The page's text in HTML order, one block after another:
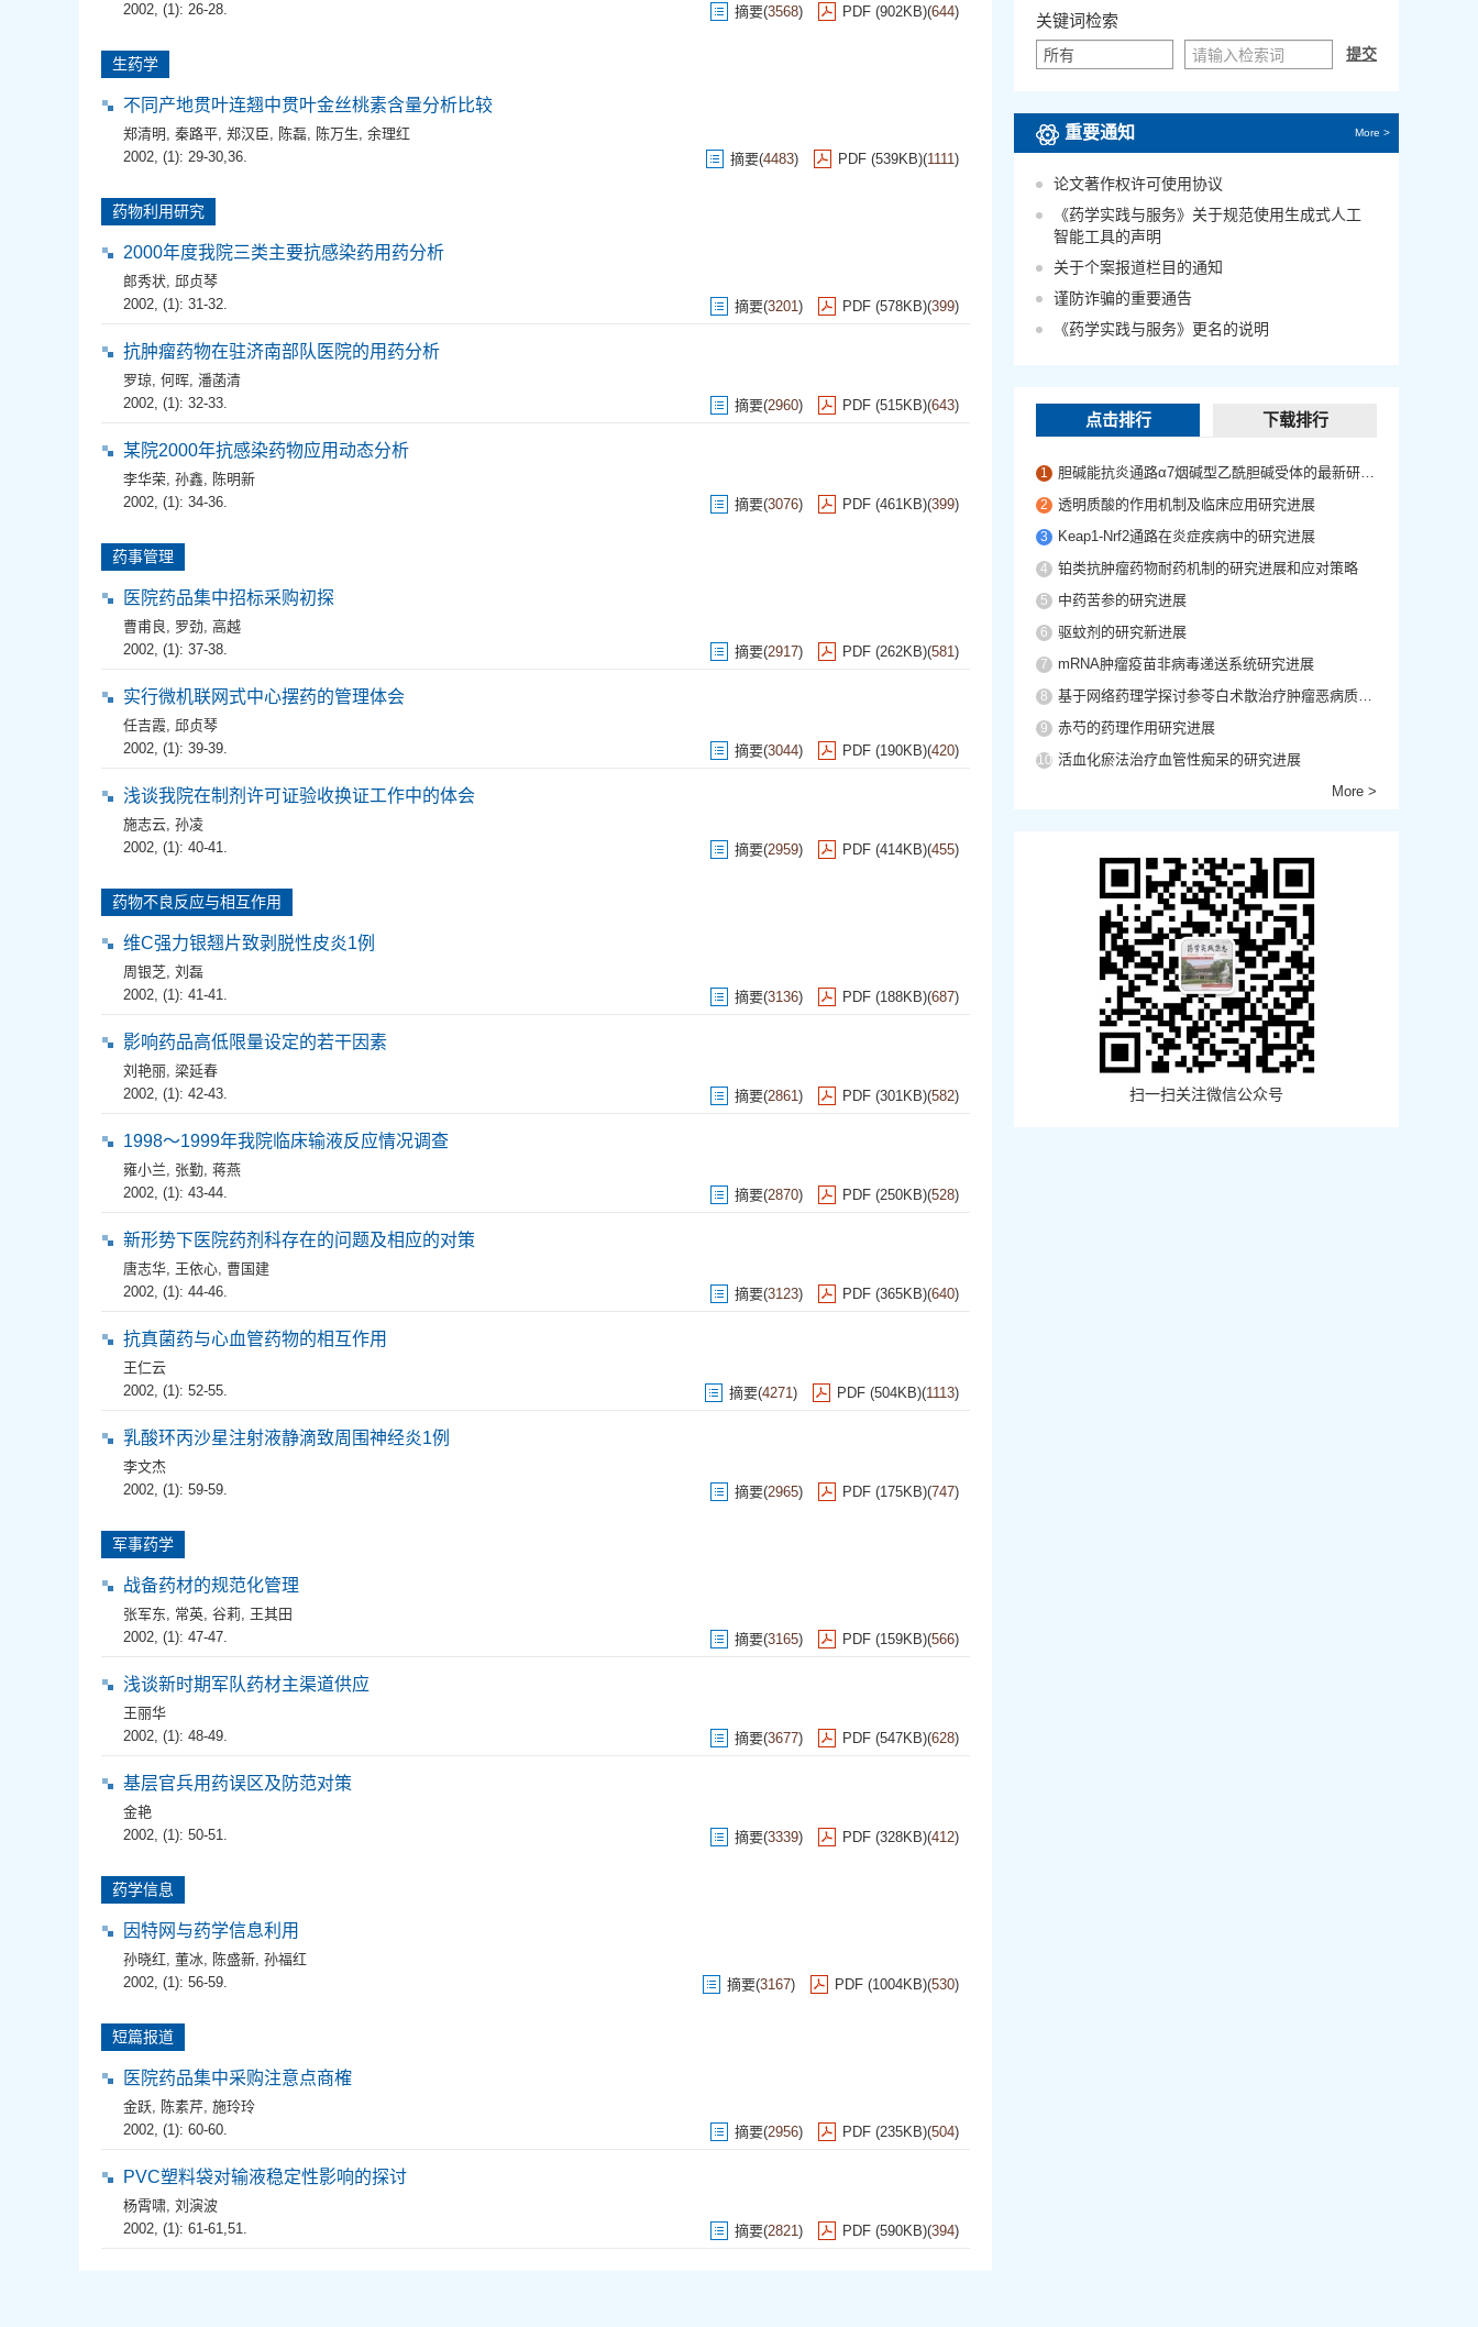
2002, (1): 26-28.
摘要(3568) PDF (902KB)(644)
生药学
不同产地贯叶连翘中贯叶金丝桃素含量分析比较
郑清明 , 秦路平, 郑汉臣, 陈磊, 陈万生, 余理红
2002, (1): 29-30,36.
摘要(4483) PDF (539KB)(1111)
药物利用研究
2000年度我院三类主要抗感染药用药分析
郎秀状, 邱贞琴
2002, (1): 31-32.
摘要(3201) PDF (578KB)(399)
抗肿瘤药物在驻济南部队医院的用药分析
罗琼, 何晖, 潘菡清
2002, (1): 32-33.
摘要(2960) PDF (515KB)(643)
某院2000年抗感染药物应用动态分析
李华荣, 孙鑫, 陈明新
2002, (1): 34-36.
摘要(3076) PDF (461KB)(399)
药事管理
医院药品集中招标采购初探
曹甫良, 罗劲, 高越
2002, (1): 37-38.
摘要(2917) PDF (262KB)(581)
实行微机联网式中心摆药的管理体会
任吉霞, 邱贞琴
2002, (1): 39-39.
摘要(3044) PDF (190KB)(420)
浅谈我院在制剂许可证验收换证工作中的体会
施志云, 孙凌
2002, (1): 40-41.
摘要(2959) PDF (414KB)(455)
药物不良反应与相互作用
维C强力银翘片致剥脱性皮炎1例
周银芝, 刘磊
2002, (1): 41-41.
摘要(3136) PDF (188KB)(687)
影响药品高低限量设定的若干因素
刘艳丽, 梁延春
2002, (1): 42-43.
摘要(2861) PDF (301KB)(582)
1998～1999年我院临床输液反应情况调查
雍小兰, 张勤, 蒋燕
2002, (1): 43-44.
摘要(2870) PDF (250KB)(528)
新形势下医院药剂科存在的问题及相应的对策
唐志华, 王依心, 曹国建
2002, (1): 44-46.
摘要(3123) PDF (365KB)(640)
抗真菌药与心血管药物的相互作用
王仁云
2002, (1): 52-55.
摘要(4271) PDF (504KB)(1113)
乳酸环丙沙星注射液静滴致周围神经炎1例
李文杰
2002, (1): 59-59.
摘要(2965) PDF (175KB)(747)
军事药学
战备药材的规范化管理
张军东, 常英, 谷莉, 王其田
2002, (1): 47-47.
摘要(3165) PDF (159KB)(566)
浅谈新时期军队药材主渠道供应
王丽华
2002, (1): 48-49.
摘要(3677) PDF (547KB)(628)
基层官兵用药误区及防范对策
金艳
2002, (1): 50-51.
摘要(3339) PDF (328KB)(412)
药学信息
因特网与药学信息利用
孙晓红, 董冰, 陈盛新, 孙福红
2002, (1): 56-59.
摘要(3167) PDF (1004KB)(530)
短篇报道
医院药品集中采购注意点商榷
金跃, 陈素芹, 施玲玲
2002, (1): 60-60.
摘要(2956) PDF (235KB)(504)
PVC塑料袋对输液稳定性影响的探讨
杨霄啸, 刘演波
2002, (1): 61-61,51.
摘要(2821) PDF (590KB)(394)
关键词检索
重要通知 More >
论文著作权许可使用协议
《药学实践与服务》关于规范使用生成式人工
智能工具的声明
关于个案报道栏目的通知
谨防诈骗的重要通告
《药学实践与服务》更名的说明
点击排行 下载排行
1 胆碱能抗炎通路α7烟碱型乙酰胆碱受体的最新研究进展
2 透明质酸的作用机制及临床应用研究进展
3 Keap1-Nrf2通路在炎症疾病中的研究进展
4 铂类抗肿瘤药物耐药机制的研究进展和应对策略
5 中药苦参的研究进展
6 驱蚊剂的研究新进展
7 mRNA肿瘤疫苗非病毒递送系统研究进展
8 基于网络药理学探讨参苓白术散治疗肿瘤恶病质的作用机制
9 赤芍的药理作用研究进展
10 活血化瘀法治疗血管性痴呆的研究进展
More >
扫一扫关注微信公众号